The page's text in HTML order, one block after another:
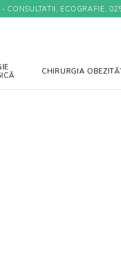
CONSULTATII, ECOGRAFIE,
CHIRURGIA